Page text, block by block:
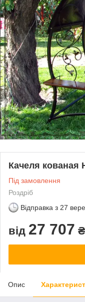
Качеля кованая
Під замовлення
Роздріб
Відправка з 27
від 27 707 ₴
Опис